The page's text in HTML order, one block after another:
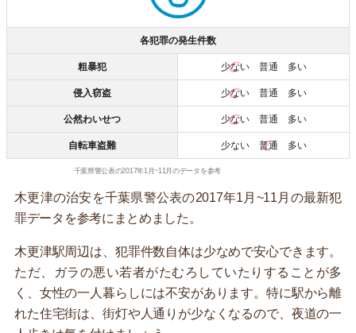
各犯罪の発生件数
粗暴犯 少ない普通 多い
侵入窃盗 少ない普通 多い
公然わいせつ 少ない普通 多い
自転車盗難 少ない 普通 多い
千葉県警公表の2017年1月~11月のデータを参考
木更津の治安を千葉県警公表の2017年1月~11月の最新犯
罪データを参考にまとめました。
木更津駅周辺は、犯罪件数自体は少なめで安心できます。
ただ、ガラの悪い若者がたむろしていたりすることが多
く、女性の一人暮らしには不安があります。特に駅から離
れた住宅街は、街灯や人通りが少なくなるので、夜道の一